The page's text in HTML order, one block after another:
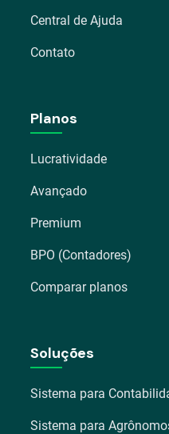
Central de Ajuda
Contato
Planos
Lucratividade
Avançado
Premium
BPO (Contadores)
Comparar planos
Soluções
Sistema para
Sistema para